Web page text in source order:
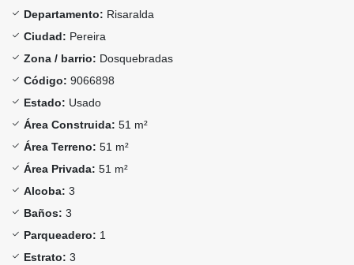
Departamento: Risaralda
Ciudad: Pereira
Zona / barrio: Dosquebradas
Código: 9066898
Estado: Usado
Área Construida: 51 m²
Área Terreno: 51 m²
Área Privada: 51 m²
Alcoba: 3
Baños: 3
Parqueadero: 1
Estrato: 3